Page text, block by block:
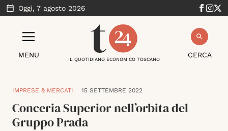
Oggi, 7 agosto 2026
MENU CERCA
IL QUOTIDIANO ECONOMICO TOSCANO
IMPRESE & MERCATI 15 SETTEMBRE 2022
Conceria Superior nell’orbita del
Gruppo Prada